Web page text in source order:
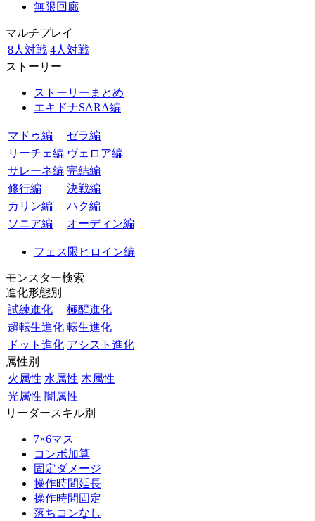
無限回廊
マルチプレイ
8人対戦 4人対戦
ストーリー
ストーリーまとめ
エキドナSARA編
マドゥ編
ゼラ編
リーチェ編 ヴェロア編
サレーネ編 完結編
修行編
決戦編
カリン編
ハク編
ソニア編
オーディン編
フェス限ヒロイン編
モンスター検索
進化形態別
試練進化
極醒進化
超転生進化 転生進化
ドット進化 アシスト進化
属性別
火属性 水属性 木属性
光属性 闇属性
リーダースキル別
7×6マス
コンボ加算
固定ダメージ
操作時間延長
操作時間固定
落ちコンなし